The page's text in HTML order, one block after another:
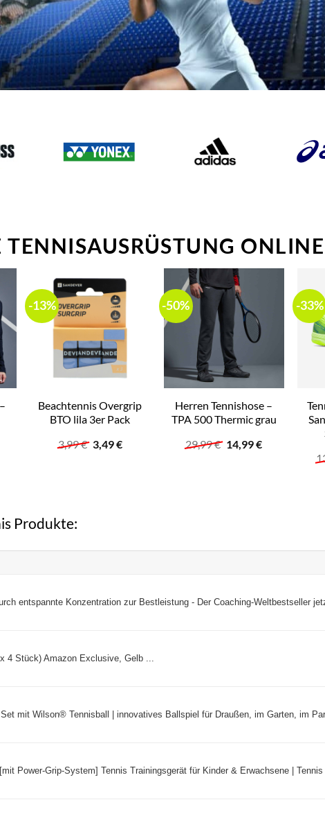
TENNISAUSRÜSTUNG
-13%
Beachtennis Overgrip
BTO lila 3er Pack
3,99€ Ursprünglicher
Preis
3,49€Aktueller
-50%
Herren Tennishose –
TPA 500 Thermic grau
29,99€ Ursprünglicher
Preis
14,99€Aktueller
-33%
Produkte:
entspannte Konzentration zur Bestleistung - Der Coaching-Weltbestseller
4 Stück) Amazon Exclusive, Gelb ...
mit Wilson® Tennisball | innovatives Ballspiel für Draußen, im Garten, im
Power-Grip-System] Tennis Trainingsgerät für Kinder & Erwachsene |